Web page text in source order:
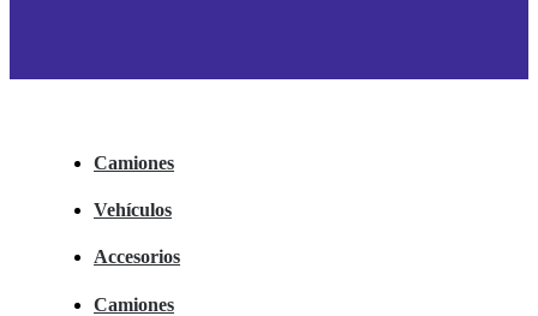
Camiones
Vehículos
Accesorios
Camiones